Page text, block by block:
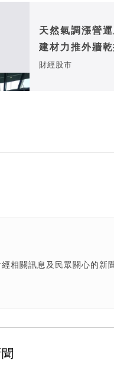
天然氣調漲營
建材力推外牆
廠房
財經股市
相關訊息及民眾關心的新